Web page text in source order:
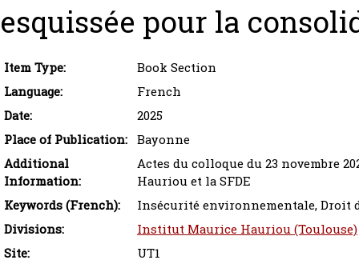
esquissée pour la
Item Type:
Book Section
Language:
French
Date:
2025
Place of Publication: Bayonne
Additional
Information:
Actes du colloque du 23 novembre
Hauriou et la SFDE
Keywords (French):
Insécurité environnementale, Droit
Divisions:
Institut Maurice Hauriou (Toulouse)
Site:
UT1